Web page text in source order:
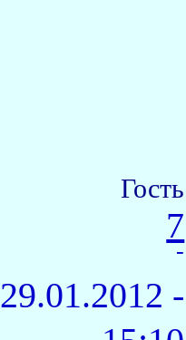
Гость
7
-
29.01.2012 -